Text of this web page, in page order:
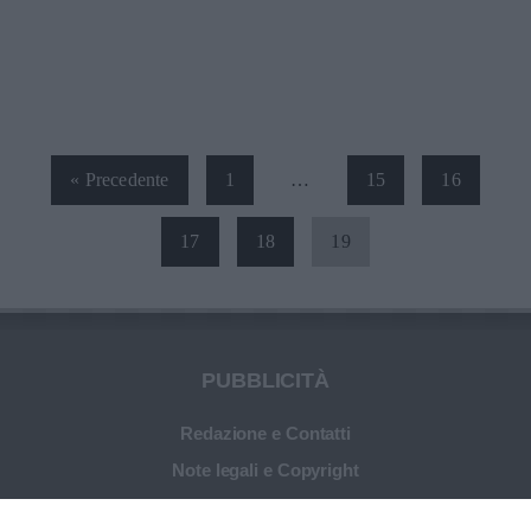
« Precedente 1 … 15 16
17 18 19
PUBBLICITÀ
Redazione e Contatti
Note legali e Copyright